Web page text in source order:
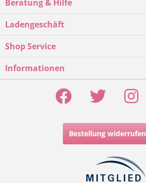
Beratung & Hilfe
Ladengeschäft
Shop Service
Informationen
Bestellung widerrufen